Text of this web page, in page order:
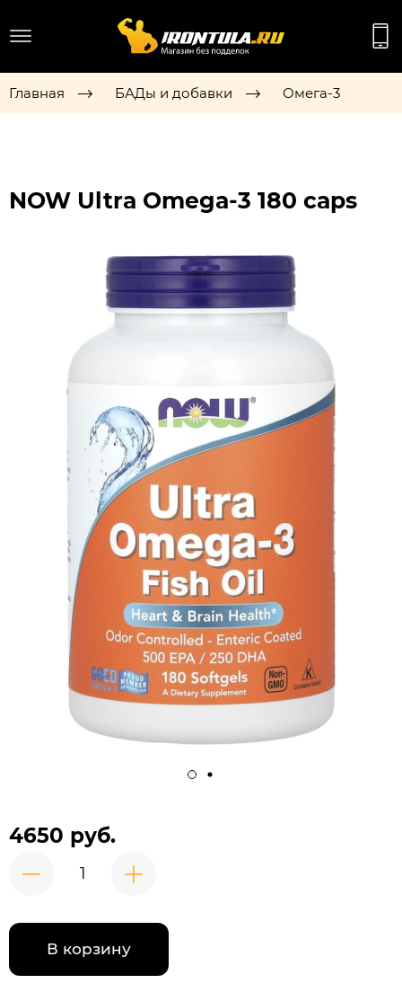
Главная БАДы и добавки Омега-3
NOW Ultra Omega-3 180 caps
4650 руб.
В корзину